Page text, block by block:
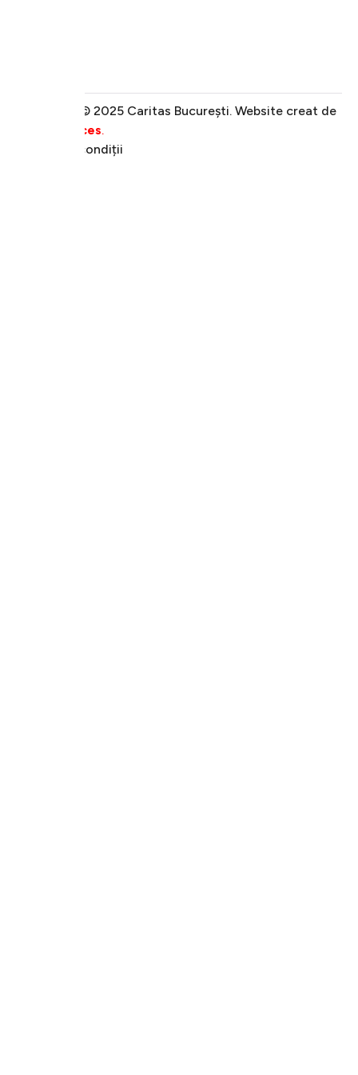
Copyright © 2025 Caritas București. Website creat de
NNC Services.
Termeni & condiții